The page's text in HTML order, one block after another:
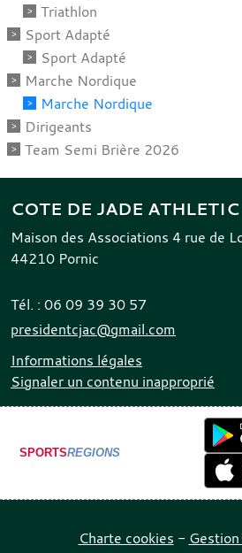
Triathlon
Sport Adapté
Sport Adapté
Marche Nordique
Marche Nordique
Dirigeants
Team Semi Brière 2026
COTE DE JADE
Maison des Associations 4 rue de
44210 Pornic
Tél. : 06 09 39 30 57
presidentcjac@gmail.com
Informations légales
Signaler un contenu inapproprié
SPORTSREGIONS
Charte cookies